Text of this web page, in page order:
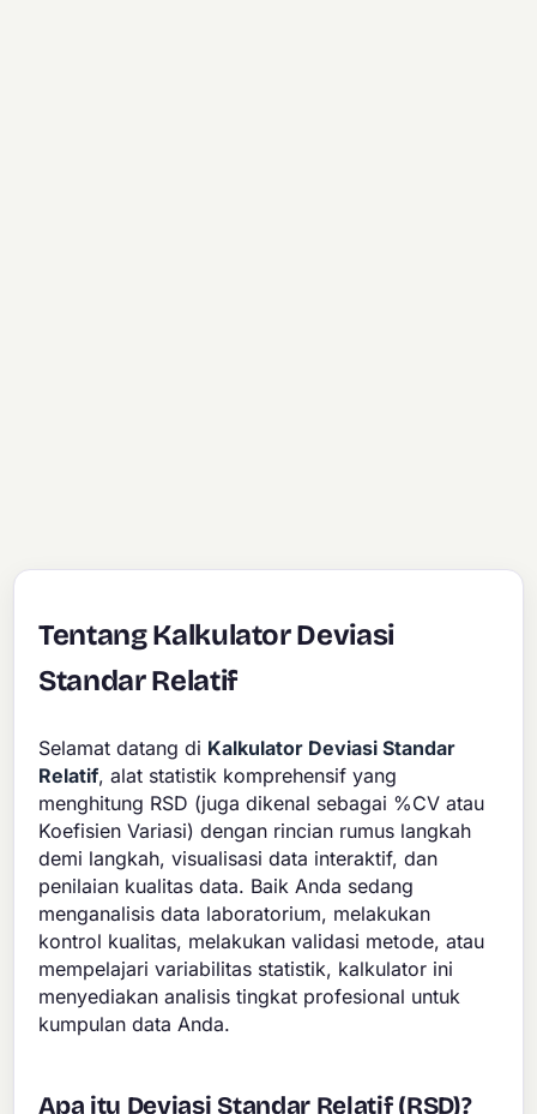
Tentang Kalkulator Deviasi
Standar Relatif
Selamat datang di Kalkulator Deviasi Standar
Relatif, alat statistik komprehensif yang
menghitung RSD (juga dikenal sebagai %CV atau
Koefisien Variasi) dengan rincian rumus langkah
demi langkah, visualisasi data interaktif, dan
penilaian kualitas data. Baik Anda sedang
menganalisis data laboratorium, melakukan
kontrol kualitas, melakukan validasi metode, atau
mempelajari variabilitas statistik, kalkulator ini
menyediakan analisis tingkat profesional untuk
kumpulan data Anda.
Apa itu Deviasi Standar Relatif (RSD)?